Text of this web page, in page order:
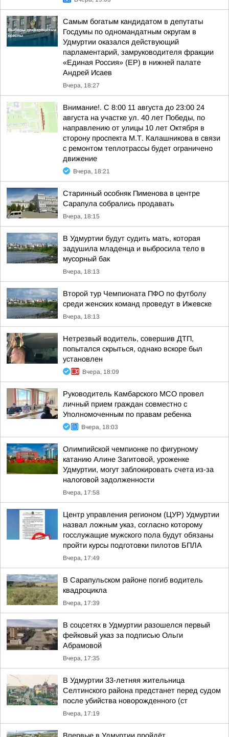
Самым богатым кандидатом в депутаты
Госдумы по одномандатным округам в
Удмуртии оказался действующий
парламентарий, замруководителя фракции
«Единая Россия» (ЕР) в нижней палате
Андрей Исаев
Вчера, 18:27
Внимание!. С 8:00 11 августа до 23:00 24
августа на участке ул. 40 лет Победы, по
направлению от улицы 10 лет Октября в
сторону проспекта М.Т. Калашникова в связи
с ремонтом теплотрассы будет ограничено
движение
Вчера, 18:21
Старинный особняк Пименова в центре
Сарапула собрались продавать
Вчера, 18:15
В Удмуртии будут судить мать, которая
задушила младенца и выбросила тело в
мусорный бак
Вчера, 18:13
Второй тур Чемпионата ПФО по футболу
среди женских команд проведут в Ижевске
Вчера, 18:13
Нетрезвый водитель, совершив ДТП,
попытался скрыться, однако вскоре был
установлен
Вчера, 18:09
Руководитель Камбарского МСО провел
личный прием граждан совместно с
Уполномоченным по правам ребенка
Вчера, 18:03
Олимпийской чемпионке по фигурному
катанию Алине Загитовой, уроженке
Удмуртии, могут заблокировать счета из-за
налоговой задолженности
Вчера, 17:58
Центр управления регионом (ЦУР) Удмуртии
назвал ложным указ, согласно которому
госслужащие мужского пола будут обязаны
пройти курсы подготовки пилотов БПЛА
Вчера, 17:49
В Сарапульском районе погиб водитель
квадроцикла
Вчера, 17:39
В соцсетях в Удмуртии разошелся первый
фейковый указ за подписью Ольги
Абрамовой
Вчера, 17:35
В Удмуртии 33-летняя жительница
Селтинского района предстанет перед судом
после убийства новорожденного (ст
Вчера, 17:19